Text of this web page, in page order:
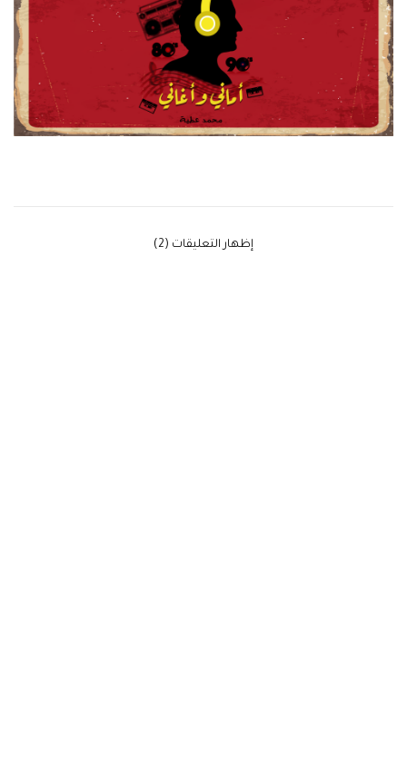
‫إظهار التعليقات (2)